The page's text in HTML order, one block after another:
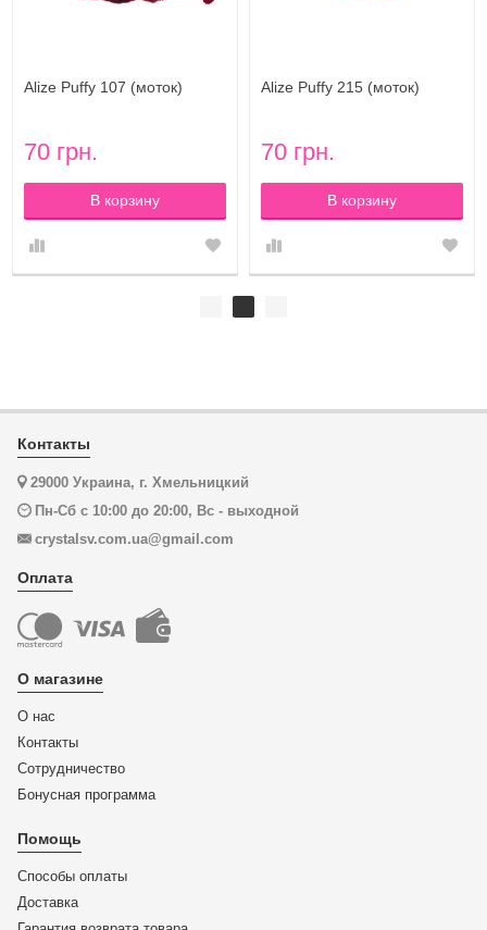
Alize Puffy 107 (моток)
70 грн.
В корзину
Alize Puffy 215 (моток)
70 грн.
В корзину
Контакты
29000 Украина, г. Хмельницкий
Пн-Сб с 10:00 до 20:00, Вс - выходной
crystalsv.com.ua@gmail.com
Оплата
О магазине
О нас
Контакты
Сотрудничество
Бонусная программа
Помощь
Способы оплаты
Доставка